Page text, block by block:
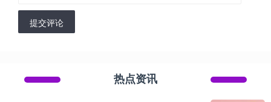
提交评论
热点资讯